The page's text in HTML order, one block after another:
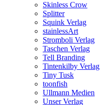
Skinless Crow
Splitter
Squink Verlag
stainlessArt
Stromboli Verlag
Taschen Verlag
Tell Branding
Tintenkilby Verlag
Tiny Tusk
toonfish
Ullmann Medien
Unser Verlag